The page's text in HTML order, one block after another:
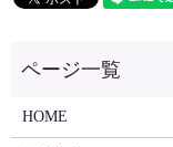
HOME